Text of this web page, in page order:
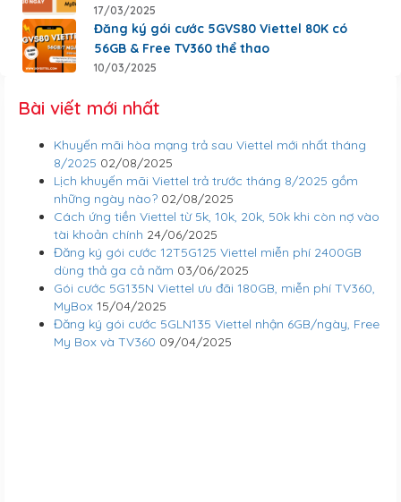
17/03/2025
Đăng ký gói cước 5GVS80 Viettel 80K có
56GB & Free TV360 thể thao
10/03/2025
Bài viết mới nhất
Khuyến mãi hòa mạng trả sau Viettel mới nhất tháng
8/2025 02/08/2025
Lịch khuyến mãi Viettel trả trước tháng 8/2025 gồm
những ngày nào? 02/08/2025
Cách ứng tiền Viettel từ 5k, 10k, 20k, 50k khi còn nợ vào
tài khoản chính 24/06/2025
Đăng ký gói cước 12T5G125 Viettel miễn phí 2400GB
dùng thả ga cả năm 03/06/2025
Gói cước 5G135N Viettel ưu đãi 180GB, miễn phí TV360,
MyBox 15/04/2025
Đăng ký gói cước 5GLN135 Viettel nhận 6GB/ngày, Free
My Box và TV360 09/04/2025